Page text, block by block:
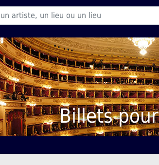
Billets pour